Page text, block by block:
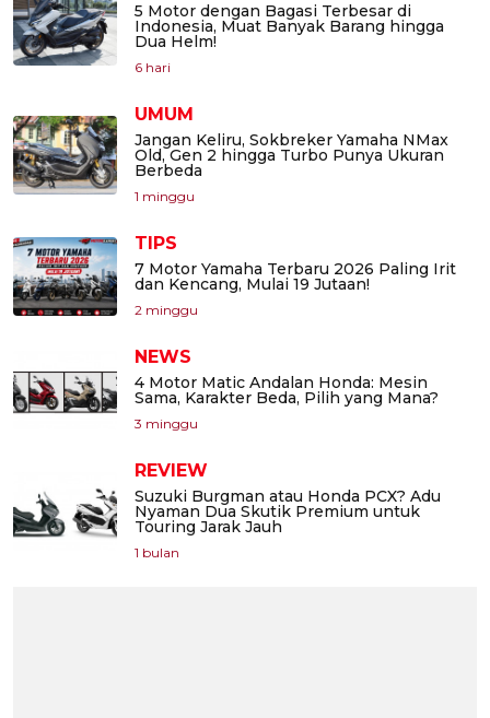
5 Motor dengan Bagasi Terbesar di
Indonesia, Muat Banyak Barang hingga
Dua Helm!
6 hari
UMUM
Jangan Keliru, Sokbreker Yamaha NMax
Old, Gen 2 hingga Turbo Punya Ukuran
Berbeda
1 minggu
TIPS
7 Motor Yamaha Terbaru 2026 Paling Irit
dan Kencang, Mulai 19 Jutaan!
2 minggu
NEWS
4 Motor Matic Andalan Honda: Mesin
Sama, Karakter Beda, Pilih yang Mana?
3 minggu
REVIEW
Suzuki Burgman atau Honda PCX? Adu
Nyaman Dua Skutik Premium untuk
Touring Jarak Jauh
1 bulan